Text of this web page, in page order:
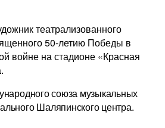
театрализованного
50-летию Победы в
войне на стадионе «Красная
союза музыкальных
Шаляпинского центра.